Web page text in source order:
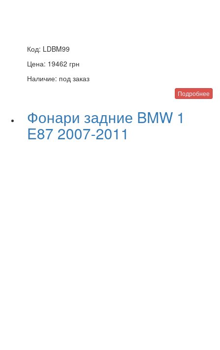
Код: LDBM99
Цена: 19462 грн
Наличие: под заказ
Подробнее
Фонари задние BMW 1
E87 2007-2011